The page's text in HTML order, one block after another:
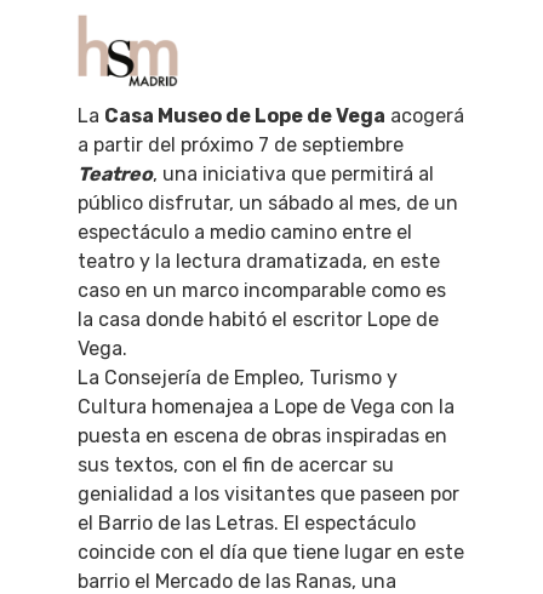
Hit enter to search or ESC to close
La Casa Museo de Lope de Vega acogerá
a partir del próximo 7 de septiembre
Teatreo, una iniciativa que permitirá al
público disfrutar, un sábado al mes, de un
espectáculo a medio camino entre el
teatro y la lectura dramatizada, en este
caso en un marco incomparable como es
la casa donde habitó el escritor Lope de
Vega.
La Consejería de Empleo, Turismo y
Cultura homenajea a Lope de Vega con la
puesta en escena de obras inspiradas en
sus textos, con el fin de acercar su
genialidad a los visitantes que paseen por
el Barrio de las Letras. El espectáculo
coincide con el día que tiene lugar en este
barrio el Mercado de las Ranas, una